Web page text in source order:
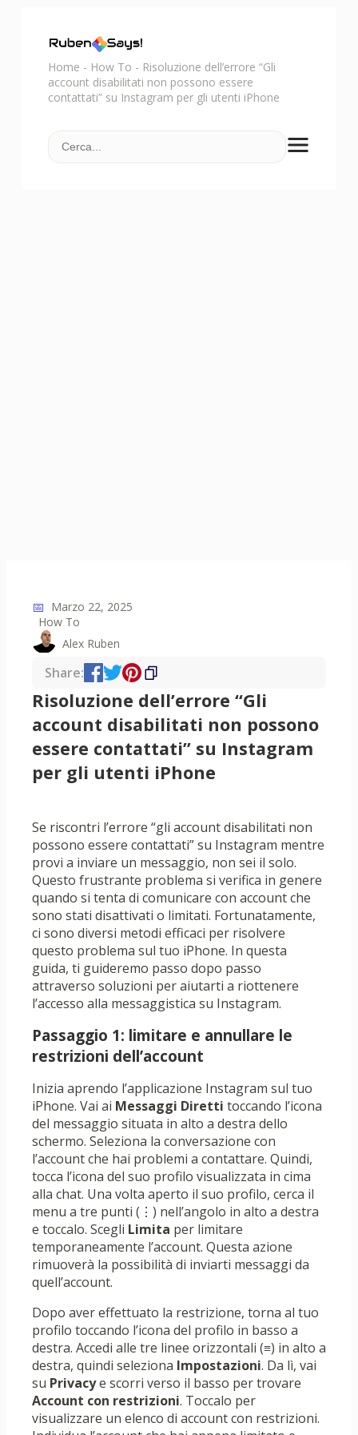
Home - How To - Risoluzione dell’errore “Gli
account disabilitati non possono essere
contattati” su Instagram per gli utenti iPhone
📅 Marzo 22, 2025
How To
Alex Ruben
Share:
Risoluzione dell’errore “Gli
account disabilitati non possono
essere contattati” su Instagram
per gli utenti iPhone
Se riscontri l’errore “gli account disabilitati non
possono essere contattati” su Instagram mentre
provi a inviare un messaggio, non sei il solo.
Questo frustrante problema si verifica in genere
quando si tenta di comunicare con account che
sono stati disattivati ​​o limitati. Fortunatamente,
ci sono diversi metodi efficaci per risolvere
questo problema sul tuo iPhone. In questa
guida, ti guideremo passo dopo passo
attraverso soluzioni per aiutarti a riottenere
l’accesso alla messaggistica su Instagram.
Passaggio 1: limitare e annullare le
restrizioni dell’account
Inizia aprendo l’applicazione Instagram sul tuo
iPhone. Vai ai Messaggi Diretti toccando l’icona
del messaggio situata in alto a destra dello
schermo. Seleziona la conversazione con
l’account che hai problemi a contattare. Quindi,
tocca l’icona del suo profilo visualizzata in cima
alla chat. Una volta aperto il suo profilo, cerca il
menu a tre punti (⋮) nell’angolo in alto a destra
e toccalo. Scegli Limita per limitare
temporaneamente l’account. Questa azione
rimuoverà la possibilità di inviarti messaggi da
quell’account.
Dopo aver effettuato la restrizione, torna al tuo
profilo toccando l’icona del profilo in basso a
destra. Accedi alle tre linee orizzontali (≡) in alto a
destra, quindi seleziona Impostazioni. Da lì, vai
su Privacye scorri verso il basso per trovare
Account con restrizioni. Toccalo per
visualizzare un elenco di account con restrizioni.